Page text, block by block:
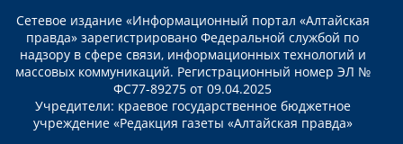
Сетевое издание «Информационный портал «Алтайская
правда» зарегистрировано Федеральной службой по
надзору в сфере связи, информационных технологий и
массовых коммуникаций. Регистрационный номер ЭЛ №
ФС77-89275 от 09.04.2025
Учредители: краевое государственное бюджетное
учреждение «Редакция газеты «Алтайская правда»